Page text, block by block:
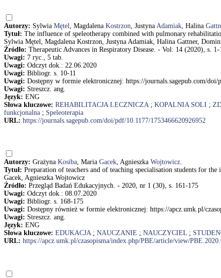
Autorzy: Sylwia Mętel, Magdalena Kostrzon, Justyna Adamiak, Halina
Tytuł: The influence of speleotherapy combined with pulmonary
Sylwia Mętel, Magdalena Kostrzon, Justyna Adamiak, Halina Gattner,
Źródło: Therapeutic Advances in Respiratory Disease. - Vol. 14 (2020), s. 1-
Uwagi: 7 ryc., 5 tab.
Uwagi: Odczyt dok.: 22.06.2020
Uwagi: Bibliogr. s. 10-11
Uwagi: Dostępny w formie elektronicznej: https://journals.sagepub.com/doi/
Uwagi: Streszcz. ang.
Język: ENG
Słowa kluczowe: REHABILITACJA LECZNICZA; KOPALNIA SOLI ;
funkcjonalna ; Speleoterapia
URL: https://journals.sagepub.com/doi/pdf/10.1177/1753466620926952
Autorzy: Grażyna Kosiba, Maria Gacek, Agnieszka Wojtowicz.
Tytuł: Preparation of teachers and of teaching specialisation students for
Gacek, Agnieszka Wojtowicz
Źródło: Przegląd Badań Edukacyjnych. - 2020, nr 1 (30), s. 161-175
Uwagi: Odczyt dok.: 08.07.2020
Uwagi: Bibliogr. s. 168-175
Uwagi: Dostępny również w formie elektronicznej: https://apcz.umk.pl/
Uwagi: Streszcz. ang.
Język: ENG
Słowa kluczowe: EDUKACJA; NAUCZANIE ; NAUCZYCIEL ;
URL: https://apcz.umk.pl/czasopisma/index.php/PBE/article/view/